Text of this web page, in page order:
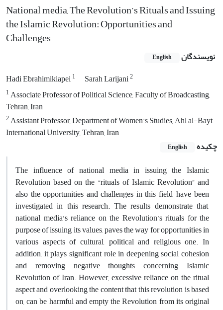
National media, The Revolution’s Rituals and Issuing
the Islamic Revolution: Opportunities and
Challenges
نویسندگان English
Hadi Ebrahimikiapei1 Sarah Larijani2
1Associate Professor of Political Science, Faculty of Broadcasting,
Tehran, Iran
2Assistant Professor, Department of Women's Studies, Ahl al-Bayt
International University, Tehran, Iran
چکیده
English
The influence of national media in issuing the Islamic
Revolution based on the “rituals of Islamic Revolution” and
also the opportunities and challenges in this field, have been
investigated in this research. The results demonstrate that,
national media’s reliance on the Revolution’s rituals for the
purpose of issuing its values, paves the way for opportunities in
various aspects of cultural, political and religious one. In
addition, it plays significant role in deepening social cohesion
and removing negative thoughts concerning Islamic
Revolution of Iran. However, excessive reliance on the ritual
aspect and overlooking the content that this revolution is based
on, can be harmful and empty the Revolution from its original